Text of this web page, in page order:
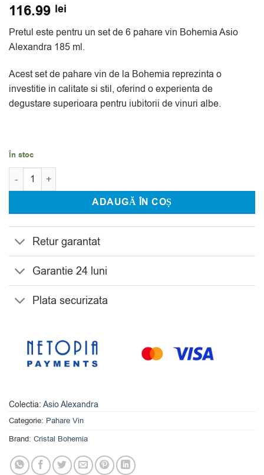
5 din 5 pe
singure
116.99 lei
Pretul este pentru un set de 6 pahare vin Bohemia Asio
Alexandra 185 ml.
Acest set de pahare vin de la Bohemia reprezinta o
investitie in calitate si stil, oferind o experienta de
degustare superioara pentru iubitorii de vinuri albe.
În stoc
Cantitate Set 6 Pahare Vin Bohemia Asio Alexandra 185 ml
ADAUGĂ ÎN COȘ
Retur garantat
Garantie 24 luni
Plata securizata
Colectia: Asio Alexandra
Categorie: Pahare Vin
Brand: Cristal Bohemia